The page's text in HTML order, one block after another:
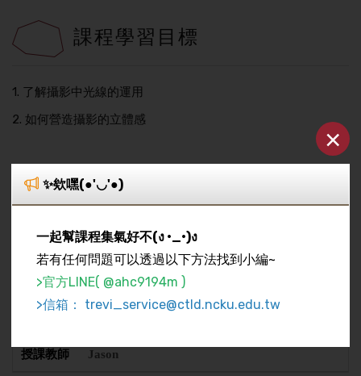
✨欸嘿(●'◡'●)
一起幫課程集氣好不(ง •_•)ง
若有任何問題可以透過以下方法找到小編~
>官方LINE( @ahc9194m )
>信箱： trevi_service@ctld.ncku.edu.tw
×
課程學習目標
1. 了解攝影中光線的運用
2. 如何營造攝影的立體感
課程架構
112/11/10,周五 15:00-17:00
講解攝影中的光線以及色彩運用
Jason